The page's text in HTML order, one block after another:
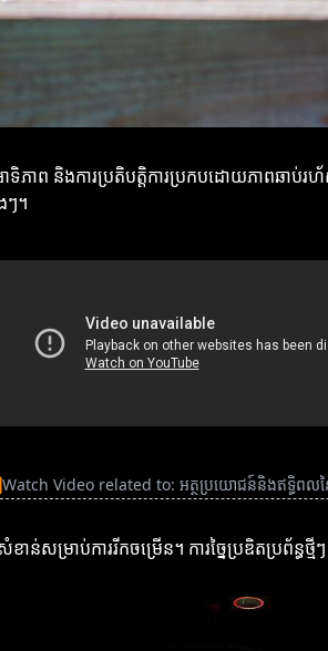
ទិភាព និងការប្រតិបត្តិការប្រកបដោយភាពឆាប់
ៗ។
Watch Video related to: អត្ថប្រយោជន៍និងឥទ្ធិពលនៃបច្
សំខាន់សម្រាប់ការរីកចម្រើន។ ការច្នៃប្រឌិតប្រព័